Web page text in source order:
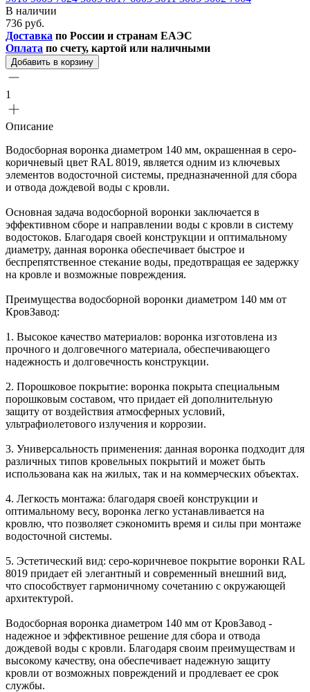
В наличии
736 руб.
Доставка по России и странам ЕАЭС
Оплата по счету, картой или наличными
Добавить в корзину
1
Описание
Водосборная воронка диаметром 140 мм, окрашенная в серо-
коричневый цвет RAL 8019, является одним из ключевых
элементов водосточной системы, предназначенной для сбора
и отвода дождевой воды с кровли.
Основная задача водосборной воронки заключается в
эффективном сборе и направлении воды с кровли в систему
водостоков. Благодаря своей конструкции и оптимальному
диаметру, данная воронка обеспечивает быстрое и
беспрепятственное стекание воды, предотвращая ее задержку
на кровле и возможные повреждения.
Преимущества водосборной воронки диаметром 140 мм от
КровЗавод:
1. Высокое качество материалов: воронка изготовлена из
прочного и долговечного материала, обеспечивающего
надежность и долговечность конструкции.
2. Порошковое покрытие: воронка покрыта специальным
порошковым составом, что придает ей дополнительную
защиту от воздействия атмосферных условий,
ультрафиолетового излучения и коррозии.
3. Универсальность применения: данная воронка подходит для
различных типов кровельных покрытий и может быть
использована как на жилых, так и на коммерческих объектах.
4. Легкость монтажа: благодаря своей конструкции и
оптимальному весу, воронка легко устанавливается на
кровлю, что позволяет сэкономить время и силы при монтаже
водосточной системы.
5. Эстетический вид: серо-коричневое покрытие воронки RAL
8019 придает ей элегантный и современный внешний вид,
что способствует гармоничному сочетанию с окружающей
архитектурой.
Водосборная воронка диаметром 140 мм от КровЗавод -
надежное и эффективное решение для сбора и отвода
дождевой воды с кровли. Благодаря своим преимуществам и
высокому качеству, она обеспечивает надежную защиту
кровли от возможных повреждений и продлевает ее срок
службы.